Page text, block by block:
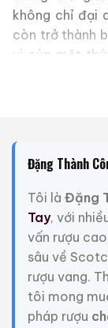
không chỉ đại
còn trở thành
vi của một
rất ít những
sở hữu giá trị
Di sản
Jack
trấn
công nhận là
của nước Mỹ.
Daniel, không
Đặng Thành
Tôi là Đặng
Tay, với
vấn rượu
sâu về
rượu vang.
tôi mong
pháp rượu